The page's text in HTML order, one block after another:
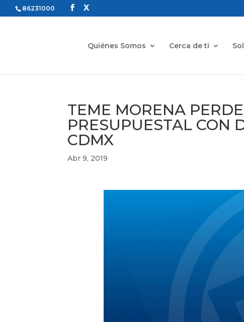
86231000
Quiénes Somos Cerca de ti
TEME MORENA
PRESUPUESTAL CON
CDMX
Abr 9, 2019